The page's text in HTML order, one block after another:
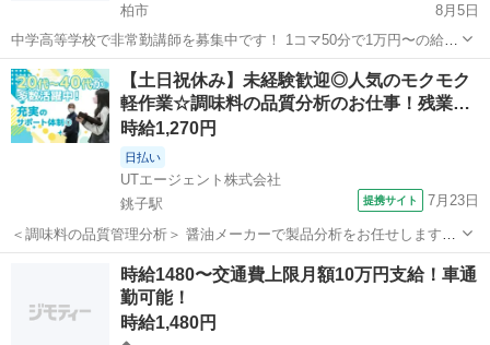
柏市
8月5日
中学高等学校で非常勤講師を募集中です！ 1コマ50分で1万円〜の給料
となります。 教科の指導を行っていただきます。 英語、国語 、数学
、美術いずれかの教員免許をお持ちの方で 週2日〜10コマ程度 コマ
数や週の回数は...
千葉 柏市 その他 時給
【土日祝休み】未経験歓迎◎人気のモクモク
軽作業☆調味料の品質分析のお仕事！残業…
時給1,270円
日払い
UTエージェント株式会社
銚子駅
提携サイト 7月23日
＜調味料の品質管理分析＞ 醤油メーカーで製品分析をお任せします！
☆未経験歓迎のお仕事！ PC基本操作ができればOKです！ ＜具体的に
は…＞ 分析機器を用いた製品（液体調味料・粉末調味料）分析 ◆秤
量・サンプリング・分注...
銚子市 銚子駅 その他
時給1480〜交通費上限月額10万円支給！車通
勤可能！
時給1,480円